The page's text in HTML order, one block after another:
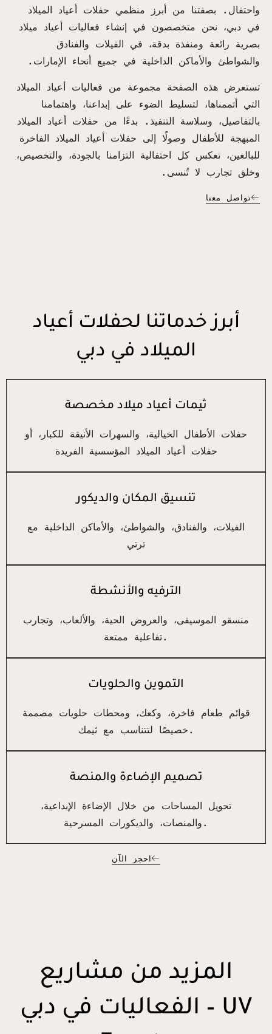
واحتفال. بصفتنا من أبرز منظمي حفلات أعياد الميلاد
في دبي، نحن متخصصون في إنشاء فعاليات أعياد ميلاد
بصرية رائعة ومنفذة بدقة، في الفيلات والفنادق
والشواطئ والأماكن الداخلية في جميع أنحاء الإمارات.
تستعرض هذه الصفحة مجموعة من فعاليات أعياد الميلاد
التي أتممناها، لتسليط الضوء على إبداعنا، واهتمامنا
بالتفاصيل، وسلاسة التنفيذ. بدءًا من حفلات أعياد الميلاد
المبهجة للأطفال وصولًا إلى حفلات أعياد الميلاد الفاخرة
للبالغين، تعكس كل احتفالية التزامنا بالجودة، والتخصيص،
وخلق تجارب لا تُنسى.
تواصل معنا
أبرز خدماتنا لحفلات أعياد
الميلاد في دبي
ثيمات أعياد ميلاد مخصصة
حفلات الأطفال الخيالية، والسهرات الأنيقة للكبار، أو
حفلات أعياد الميلاد المؤسسية الفريدة
تنسيق المكان والديكور
الفيلات، والفنادق، والشواطئ، والأماكن الداخلية مع
ترتي
الترفيه والأنشطة
منسقو الموسيقى، والعروض الحية، والألعاب، وتجارب
تفاعلية ممتعة.
التموين والحلويات
قوائم طعام فاخرة، وكعك، ومحطات حلويات مصممة
خصيصًا لتتناسب مع ثيمك.
تصميم الإضاءة والمنصة
تحويل المساحات من خلال الإضاءة الإبداعية،
والمنصات، والديكورات المسرحية.
احجز الآن
المزيد من مشاريع
الفعاليات في دبي – UV